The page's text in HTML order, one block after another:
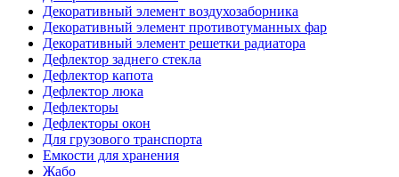
Декоративный элемент воздухозаборника
Декоративный элемент противотуманных фар
Декоративный элемент решетки радиатора
Дефлектор заднего стекла
Дефлектор капота
Дефлектор люка
Дефлекторы
Дефлекторы окон
Для грузового транспорта
Емкости для хранения
Жабо